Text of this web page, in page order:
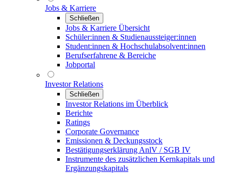
Jobs & Karriere
Schließen
Jobs & Karriere Übersicht
Schüler:innen & Studienaussteiger:innen
Student:innen & Hochschulabsolvent:innen
Berufserfahrene & Bereiche
Jobportal
Investor Relations
Schließen
Investor Relations im Überblick
Berichte
Ratings
Corporate Governance
Emissionen & Deckungsstock
Bestätigungserklärung AnlV / SGB IV
Instrumente des zusätzlichen Kernkapitals und
Ergänzungskapitals